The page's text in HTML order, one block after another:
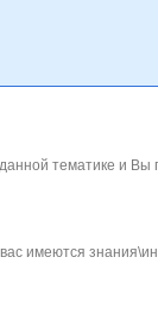
тематике и Вы
имеются